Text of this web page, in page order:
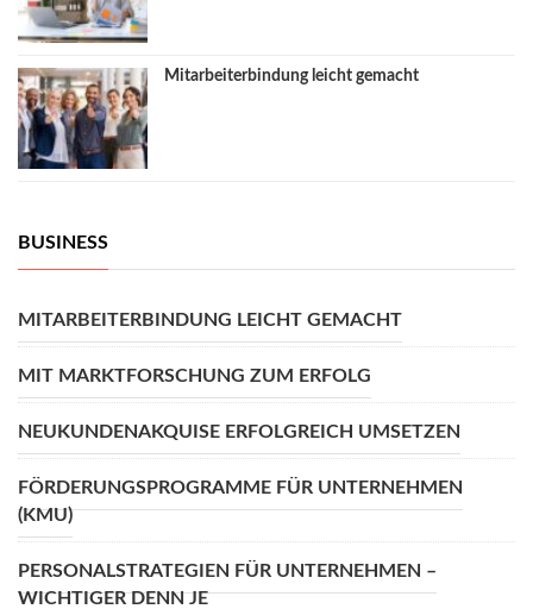
Mitarbeiterbindung leicht gemacht
BUSINESS
MITARBEITERBINDUNG LEICHT GEMACHT
MIT MARKTFORSCHUNG ZUM ERFOLG
NEUKUNDENAKQUISE ERFOLGREICH UMSETZEN
FÖRDERUNGSPROGRAMME FÜR UNTERNEHMEN
(KMU)
PERSONALSTRATEGIEN FÜR UNTERNEHMEN –
WICHTIGER DENN JE